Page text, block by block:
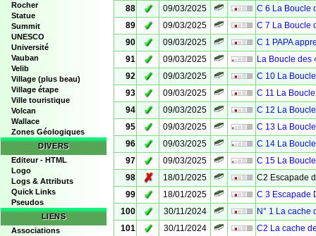
Rocher
Statue
Summit
UNESCO
Université
Vauban
Velib
Village (plus beau)
Village étape
Ville touristique
Volcan
Wallace
Zones Géologiques
DIVERS
Editeur - HTML
Logo
Logs & Attributs
Quick Links
Pseudos
LIENS
Associations
88
✓ 09/03/2025
C 6 La Boucle
89
✓ 09/03/2025
C 7 La Boucle
90
✓ 09/03/2025
C 1 PAPA
91
✓ 09/03/2025
La Boucle des
92
✓ 09/03/2025
C 10 La
93
✓ 09/03/2025
C 11 La
94
✓ 09/03/2025
C 12 La
95
✓ 09/03/2025
C 13 La
96
✓ 09/03/2025
C 14 La
97
✓ 09/03/2025
C 15 La
98
✗ 18/01/2025
C2 Escapade
99
✓ 18/01/2025
C 3 Escapade
100
✓ 30/11/2024
N° 1 La cache
101
✓ 30/11/2024
C2 La cache